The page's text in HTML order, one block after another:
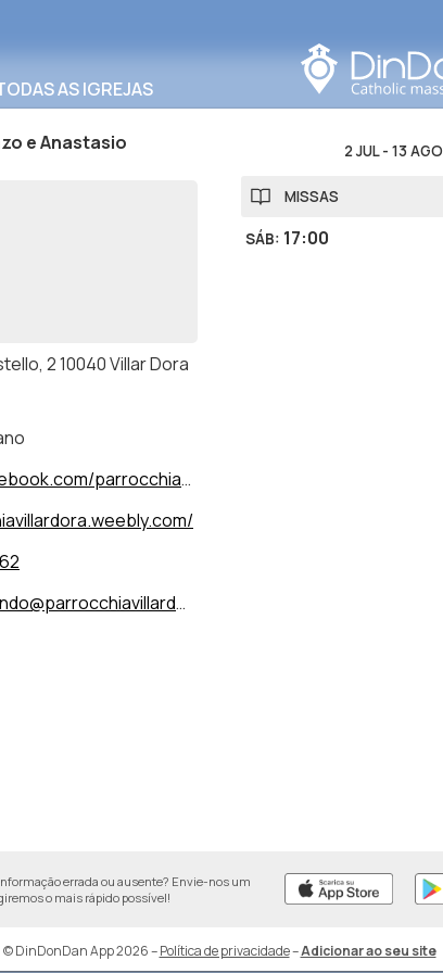
AS IGREJAS
e Anastasio
2 10040 Villar Dora
parrocchiavillardora
2 JUL- 13 AGO
MISSAS
SÁB: 17:00
errada ou ausente? Envie-nos um
o mais rápido possível!
© DinDonDan App 2026– Política de privacidade–Adicionar ao seu site